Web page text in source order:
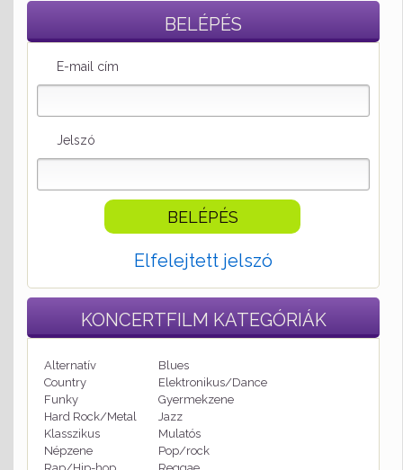
BELÉPÉS
E-mail cím
Jelszó
Elfelejtett jelszó
KONCERTFILM KATEGÓRIÁK
Alternatív
Blues
Country
Elektronikus/Dance
Funky
Gyermekzene
Hard Rock/Metal
Jazz
Klasszikus
Mulatós
Népzene
Pop/rock